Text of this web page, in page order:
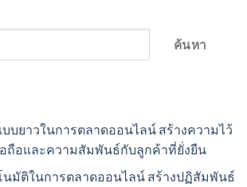
ค้นหา
บยาวในการตลาดออนไลน์ สร้างความไว้
อถือและความสัมพันธ์กับลูกค้าที่ยั่งยืน
มัติในการตลาดออนไลน์ สร้างปฏิสัมพันธ์